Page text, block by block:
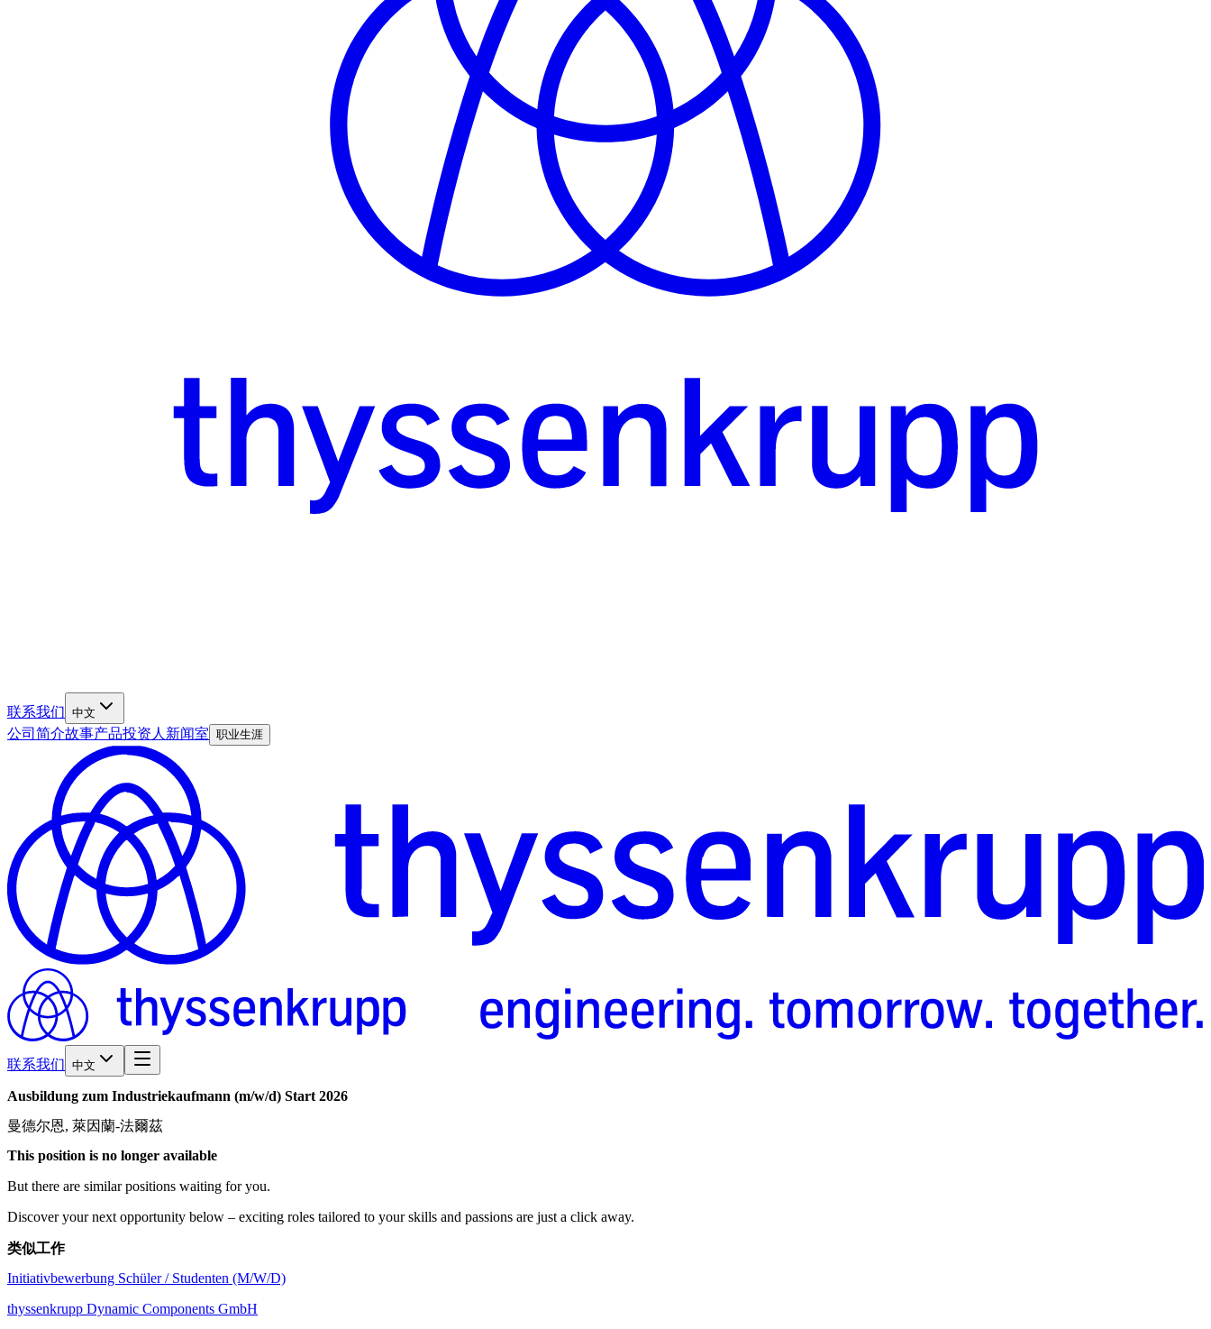
联系我们 中文
公司简介故事产品投资人新闻室 职业生涯
联系我们 中文
Ausbildung zum Industriekaufmann (m/w/d) Start 2026
曼德尔恩, 萊因蘭-法爾茲
This position is no longer available
But there are similar positions waiting for you.
Discover your next opportunity below – exciting roles tailored to your skills and passions are just a click away.
类似工作
Initiativbewerbung Schüler / Studenten (M/W/D)
thyssenkrupp Dynamic Components GmbH